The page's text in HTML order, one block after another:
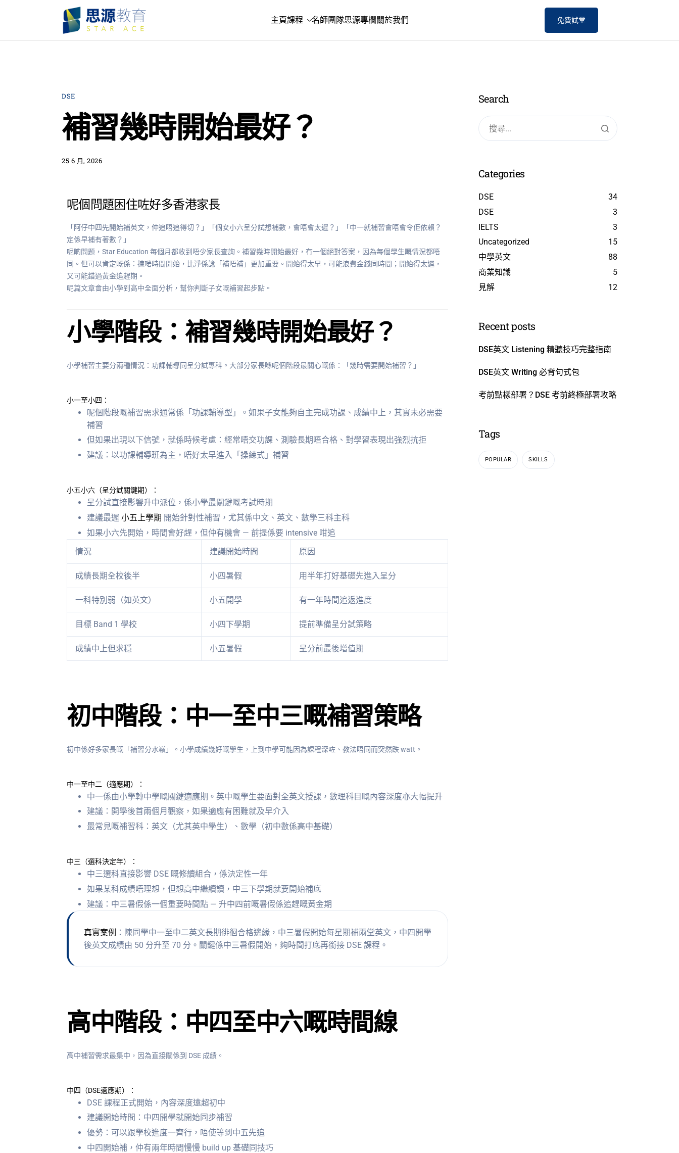
主頁課程 名師團隊思源專欄 關於我們 免費試堂
DSE
補習幾時開始最好？
25 6 月, 2026
呢個問題困住咗好多香港家長
「阿仔中四先開始補英文，仲追唔追得切？」「個女小六呈分試想補數，會唔會太遲？」「中一就補習會唔會令佢依賴？
定係早補有著數？」
呢啲問題，Star Education 每個月都收到唔少家長查詢。補習幾時開始最好，冇一個絕對答案，因為每個學生嘅情況都唔
同。但可以肯定嘅係：揀啱時間開始，比淨係諗「補唔補」更加重要。開始得太早，可能浪費金錢同時間；開始得太遲，
又可能錯過黃金追趕期。
呢篇文章會由小學到高中全面分析，幫你判斷子女嘅補習起步點。
小學階段：補習幾時開始最好？
小學補習主要分兩種情況：功課輔導同呈分試專科。大部分家長喺呢個階段最關心嘅係：「幾時需要開始補習？」
小一至小四：
呢個階段嘅補習需求通常係「功課輔導型」。如果子女能夠自主完成功課、成績中上，其實未必需要
補習
但如果出現以下信號，就係時候考慮：經常唔交功課、測驗長期唔合格、對學習表現出強烈抗拒
建議：以功課輔導班為主，唔好太早進入「操練式」補習
小五小六（呈分試關鍵期）：
呈分試直接影響升中派位，係小學最關鍵嘅考試時期
建議最遲 小五上學期 開始針對性補習，尤其係中文、英文、數學三科主科
如果小六先開始，時間會好趕，但仲有機會 — 前提係要 intensive 咁追
情況
建議開始時間 原因
成績長期全校後半 小四暑假 用半年打好基礎先進入呈分
一科特別弱（如英文） 小五開學 有一年時間追返進度
目標 Band 1 學校 小四下學期 提前準備呈分試策略
成績中上但求穩 小五暑假 呈分前最後增值期
初中階段：中一至中三嘅補習策略
初中係好多家長嘅「補習分水嶺」。小學成績幾好嘅學生，上到中學可能因為課程深咗、教法唔同而突然跌 watt。
中一至中二（適應期）：
中一係由小學轉中學嘅關鍵適應期。英中嘅學生要面對全英文授課，數理科目嘅內容深度亦大幅提升
建議：開學後首兩個月觀察，如果適應有困難就及早介入
最常見嘅補習科：英文（尤其英中學生）、數學（初中數係高中基礎）
中三（選科決定年）：
中三選科直接影響 DSE 嘅修讀組合，係決定性一年
如果某科成績唔理想，但想高中繼續讀，中三下學期就要開始補底
建議：中三暑假係一個重要時間點 — 升中四前嘅暑假係追趕嘅黃金期
真實案例 ：陳同學中一至中二英文長期徘徊合格邊緣，中三暑假開始每星期補兩堂英文，中四開學
後英文成績由 50 分升至 70 分。關鍵係中三暑假開始，夠時間打底再銜接 DSE 課程。
高中階段：中四至中六嘅時間線
高中補習需求最集中，因為直接關係到 DSE 成績。
中四（DSE適應期）：
DSE 課程正式開始，內容深度遠超初中
建議開始時間：中四開學就開始同步補習
優勢：可以跟學校進度一齊行，唔使等到中五先追
中四開始補，仲有兩年時間慢慢 build up 基礎同技巧
Search
Categories
DSE
34
DSE
3
IELTS
3
Uncategorized
15
中學英文
88
商業知識
5
見解
12
Recent posts
DSE英文 Listening 精聽技巧完整指南
DSE英文 Writing 必背句式包
考前點樣部署？DSE 考前終極部署攻略
Tags
POPULAR SKILLS